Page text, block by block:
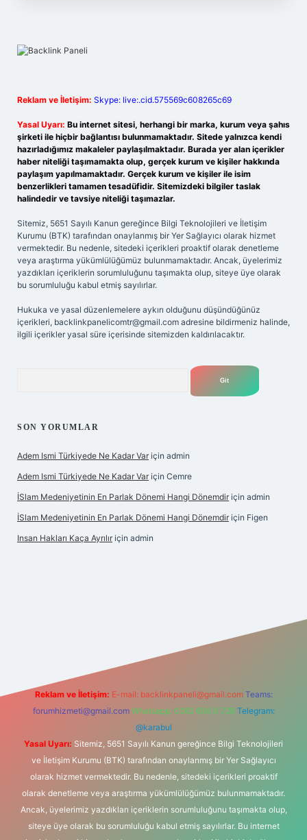
Reklam ve İletişim: Skype: live:.cid.575569c608265c69
Yasal Uyarı: Bu internet sitesi, herhangi bir marka, kurum veya şahıs
şirketi ile hiçbir bağlantısı bulunmamaktadır. Sitede yalnızca kendi
hazırladığımız makaleler paylaşılmaktadır. Burada yer alan içerikler
haber niteliği taşımamakta olup, gerçek kurum ve kişiler hakkında
paylaşım yapılmamaktadır. Gerçek kurum ve kişiler ile isim
benzerlikleri tamamen tesadüfidir. Sitemizdeki bilgiler taslak
halindedir ve tavsiye niteliği taşımazlar.
Sitemiz, 5651 Sayılı Kanun gereğince Bilgi Teknolojileri ve İletişim
Kurumu (BTK) tarafından onaylanmış bir Yer Sağlayıcı olarak hizmet
vermektedir. Bu nedenle, sitedeki içerikleri proaktif olarak denetleme
veya araştırma yükümlülüğümüz bulunmamaktadır. Ancak, üyelerimiz
yazdıkları içeriklerin sorumluluğunu taşımakta olup, siteye üye olarak
bu sorumluluğu kabul etmiş sayılırlar.
Hukuka ve yasal düzenlemelere aykırı olduğunu düşündüğünüz
içerikleri, backlinkpanelicomtr@gmail.com adresine bildirmeniz halinde,
ilgili içerikler yasal süre içerisinde sitemizden kaldırılacaktır.
SON YORUMLAR
Adem Ismi Türkiyede Ne Kadar Var için admin
Adem Ismi Türkiyede Ne Kadar Var için Cemre
İSlam Medeniyetinin En Parlak Dönemi Hangi Dönemdir için admin
İSlam Medeniyetinin En Parlak Dönemi Hangi Dönemdir için Figen
Insan Hakları Kaça Ayrılır için admin
Reklam ve İletişim: E-mail: backlinkpaneli@gmail.com Teams:
forumhizmeti@gmail.com Whatsapp: 0262 606 0 726 Telegram:
@karabul
Yasal Uyarı: Sitemiz, 5651 Sayılı Kanun gereğince Bilgi Teknolojileri
ve İletişim Kurumu (BTK) tarafından onaylanmış bir Yer Sağlayıcı
olarak hizmet vermektedir. Bu nedenle, sitedeki içerikleri proaktif
olarak denetleme veya araştırma yükümlülüğümüz bulunmamaktadır.
Ancak, üyelerimiz yazdıkları içeriklerin sorumluluğunu taşımakta olup,
siteye üye olarak bu sorumluluğu kabul etmiş sayılırlar. Bu internet